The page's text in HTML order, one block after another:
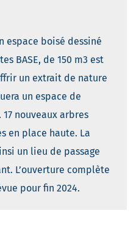
espace boisé dessiné
BASE, de 150 m3 est
un extrait de nature
un espace de
nouveaux arbres
en place haute. La
un lieu de passage
L’ouverture complète
pour fin 2024.